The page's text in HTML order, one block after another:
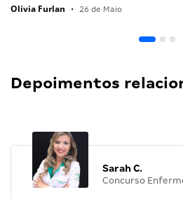
Olivia Furlan • 26 de Maio
Depoimentos
Sarah C.
Concurso